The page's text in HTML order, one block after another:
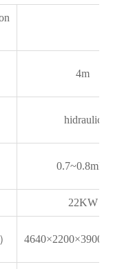
4m
hidraulic
0.7~0.8mPa
22KW
4640×2200×3900